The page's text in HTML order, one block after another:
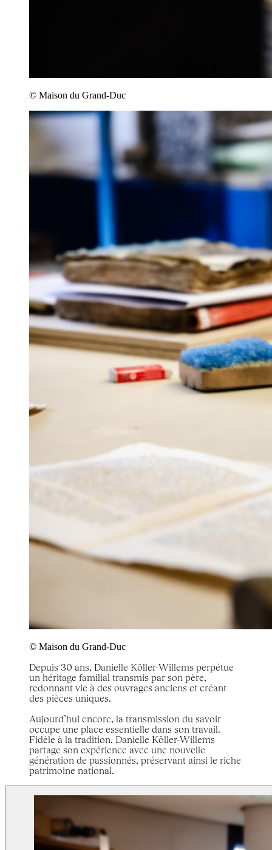
© Maison du Grand-Duc
© Maison du Grand-Duc
Depuis 30 ans, Danielle Köller-Willems perpétue
un héritage familial transmis par son père,
redonnant vie à des ouvrages anciens et créant
des pièces uniques.
Aujourd’hui encore, la transmission du savoir
occupe une place essentielle dans son travail.
Fidèle à la tradition, Danielle Köller-Willems
partage son expérience avec une nouvelle
génération de passionnés, préservant ainsi le riche
patrimoine national.